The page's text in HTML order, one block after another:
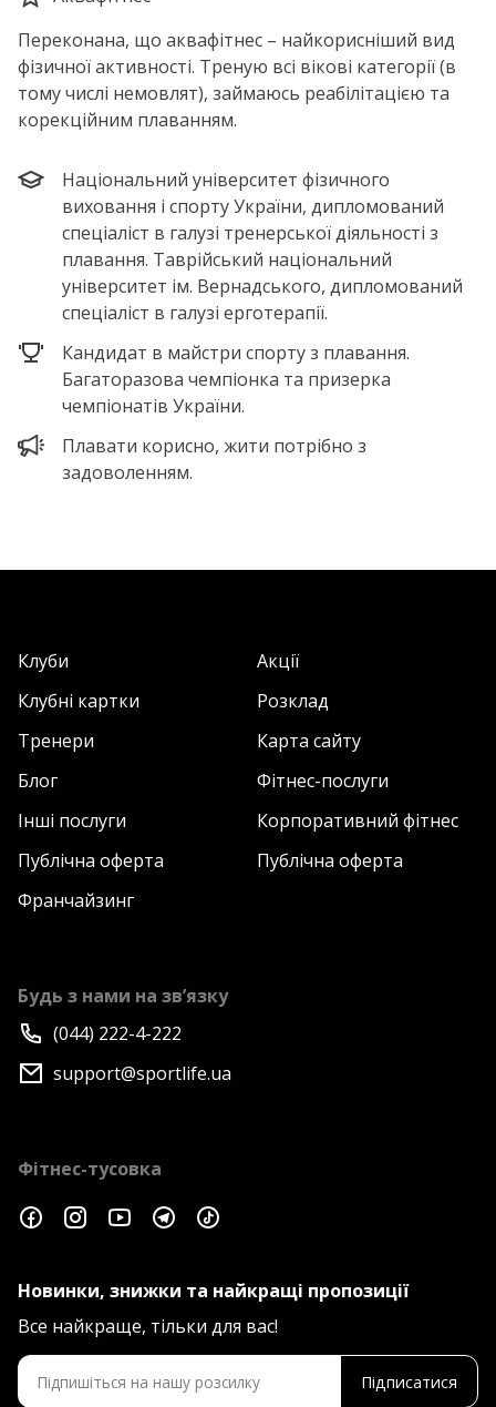
Переконана, що аквафітнес – найкорисніший вид
фізичної активності. Треную всі вікові категорії (в
тому числі немовлят), займаюсь реабілітацією та
корекційним плаванням.
Національний університет фізичного
виховання і спорту України, дипломований
спеціаліст в галузі тренерської діяльності з
плавання. Таврійський національний
університет ім. Вернадського, дипломований
спеціаліст в галузі ерготерапії.
Кандидат в майстри спорту з плавання.
Багаторазова чемпіонка та призерка
чемпіонатів України.
Плавати корисно, жити потрібно з
задоволенням.
Клуби
Акції
Клубні картки
Розклад
Тренери
Карта сайту
Блог
Фітнес-послуги
Інші послуги
Корпоративний фітнес
Публічна оферта
Публічна оферта
Франчайзинг
Будь з нами на зв’язку
(044) 222-4-222
support@sportlife.ua
Фітнес-тусовка
Новинки, знижки та найкращі пропозиції
Все найкраще, тільки для вас!
Підписатися